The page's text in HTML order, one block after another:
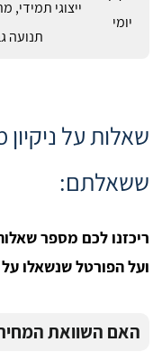
יומי
ייצוגי תמידי,
תנועה
שאלות על
ששאלתם:
ריכזנו לכם מספר
ועל הפורטל שנשאלו על
האם השוואת